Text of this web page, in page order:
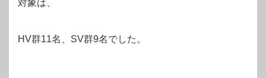
対象は、
HV群11名、SV群9名でした。